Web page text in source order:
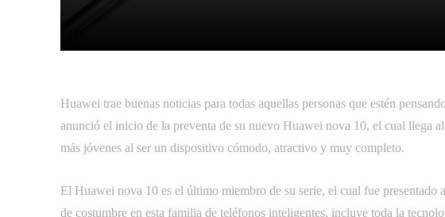
Huawei trae buenas noticias para todas aquellas personas que estén
anunció el inicio de la preventa de su nuevo Huawei nova 10, el cual llega al
más jóvenes al ser un dispositivo cómodo, atractivo y muy completo.
El Huawei nova 10 es el último miembro de su serie, el cual fue presentado
de costumbre en esta familia de teléfonos inteligentes, incluye toda la